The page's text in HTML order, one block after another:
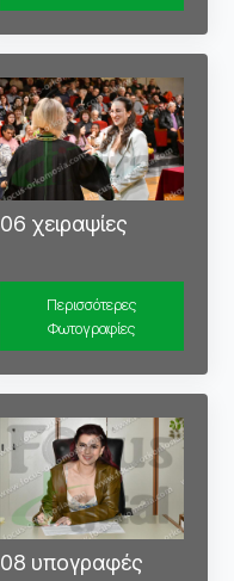
06 χειραψίες
Περισσότερες
Φωτογραφίες
08 υπογραφές